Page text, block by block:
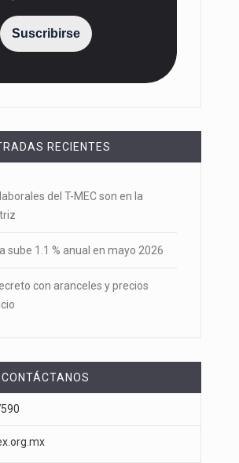
Suscribirse
RECIENTES
del T-MEC son en la
sube 1.1 % anual en mayo 2026
con aranceles y precios
CONTÁCTANOS